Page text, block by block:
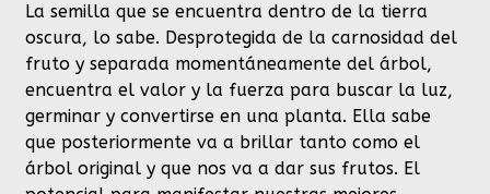
La semilla que se encuentra dentro de la tierra
oscura, lo sabe. Desprotegida de la carnosidad del
fruto y separada momentáneamente del árbol,
encuentra el valor y la fuerza para buscar la luz,
germinar y convertirse en una planta. Ella sabe
que posteriormente va a brillar tanto como el
árbol original y que nos va a dar sus frutos. El